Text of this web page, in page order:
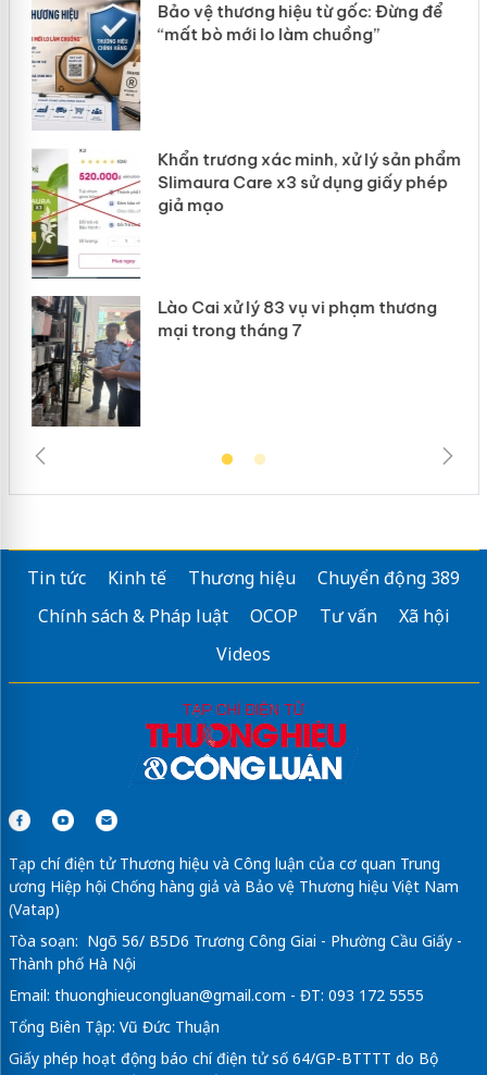
Bảo vệ thương hiệu từ gốc: Đừng để
“mất bò mới lo làm chuồng”
Khẩn trương xác minh, xử lý sản phẩm
Slimaura Care x3 sử dụng giấy phép
giả mạo
Lào Cai xử lý 83 vụ vi phạm thương
mại trong tháng 7
Tin tức Kinh tế Thương hiệu
Chuyển động 389
Chính sách & Pháp luật
OCOP Tư vấn
Xã hội
Videos
Tạp chí điện tử Thương hiệu và Công luận của cơ quan Trung
ương Hiệp hội Chống hàng giả và Bảo vệ Thương hiệu Việt Nam
(Vatap)
Tòa soạn: Ngõ 56/ B5D6 Trương Công Giai - Phường Cầu Giấy -
Thành phố Hà Nội
Email: thuonghieucongluan@gmail.com - ĐT: 093 172 5555
Tổng Biên Tập: Vũ Đức Thuận
Giấy phép hoạt động báo chí điện tử số 64/GP-BTTTT do Bộ